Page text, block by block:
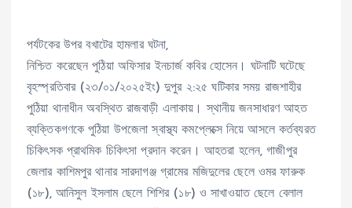
পর্যটকের উপর বখাটের হামলার ঘটনা,
নিশ্চিত করেছেন পুঠিয়া অফিসার ইনচার্জ কবির হোসেন। ঘটনাটি ঘটেছে
বৃহস্প্রতিবার (২৩/০১/২০২৫ইং) দুপুর ২:২৫ ঘটিকার সময় রাজশাহীর
পুঠিয়া থানাধীন অবস্থিত রাজবাড়ী এলাকায়। স্থানীয় জনসাধারণ আহত
ব্যক্তিকগণকে পুঠিয়া উপজেলা স্বাস্থ্য কমপ্লেক্সে নিয়ে আসলে কর্তব্যরত
চিকিৎসক প্রাথমিক চিকিৎসা প্রদান করেন। আহতরা হলেন, গাজীপুর
জেলার কাশিমপুর থানার সারদাগঞ্জ গ্রামের মজিদুলের ছেলে ওমর ফারুক
(১৮), আনিসুল ইসলাম ছেলে শিশির (১৮) ও সাখাওয়াত ছেলে বেলাল